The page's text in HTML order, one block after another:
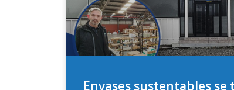
Envases sustentables se